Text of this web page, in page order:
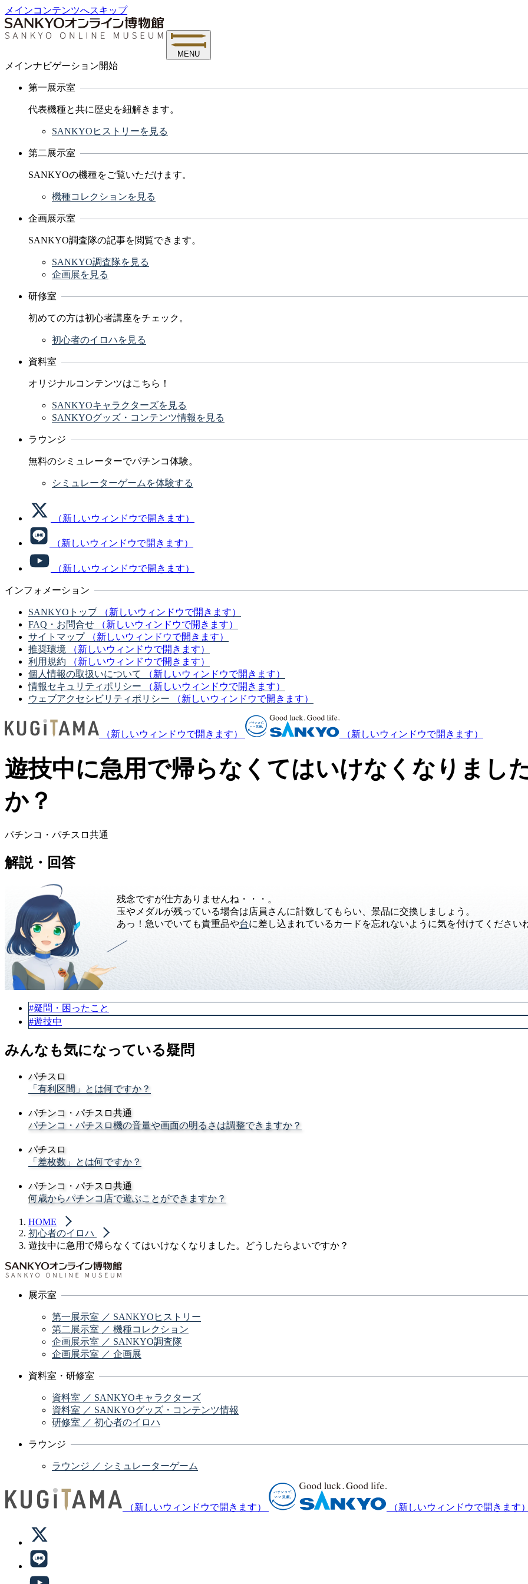
メインコンテンツへスキップ
MENU
メインナビゲーション開始
第一展示室
代表機種と共に歴史を紐解きます。
SANKYOヒストリーを見る
第二展示室
SANKYOの機種をご覧いただけます。
機種コレクションを見る
企画展示室
SANKYO調査隊の記事を閲覧できます。
SANKYO調査隊を見る
企画展を見る
研修室
初めての方は初心者講座をチェック。
初心者のイロハを見る
資料室
オリジナルコンテンツはこちら！
SANKYOキャラクターズを見る
SANKYOグッズ・コンテンツ情報を見る
ラウンジ
無料のシミュレーターでパチンコ体験。
シミュレーターゲームを体験する
（新しいウィンドウで開きます）
（新しいウィンドウで開きます）
（新しいウィンドウで開きます）
インフォメーション
SANKYOトップ
（新しいウィンドウで開きます）
FAQ・お問合せ
（新しいウィンドウで開きます）
サイトマップ
（新しいウィンドウで開きます）
推奨環境
（新しいウィンドウで開きます）
利用規約
（新しいウィンドウで開きます）
個人情報の取扱いについて
（新しいウィンドウで開きます）
情報セキュリティポリシー
（新しいウィンドウで開きます）
ウェブアクセシビリティポリシー
（新しいウィンドウで開きます）
（新しいウィンドウで開きます） （新しいウィンドウで開きます）
遊技中に急用で帰らなくてはいけなくなりまし
か？
パチンコ・パチスロ共通
解説・回答
残念ですが仕方ありませんね・・・。
玉やメダルが残っている場合は店員さんに計数してもらい、景品に交換しましょう。
あっ！急いでいても貴重品や台に差し込まれているカードを忘れないように気を付けてください
#疑問・困ったこと
#遊技中
みんなも気になっている疑問
パチスロ
「有利区間」とは何ですか？
パチンコ・パチスロ共通
パチンコ・パチスロ機の音量や画面の明るさは調整できますか？
パチスロ
「差枚数」とは何ですか？
パチンコ・パチスロ共通
何歳からパチンコ店で遊ぶことができますか？
HOME
初心者のイロハ
遊技中に急用で帰らなくてはいけなくなりました。どうしたらよいですか？
展示室
第一展示室 ／ SANKYOヒストリー
第二展示室 ／ 機種コレクション
企画展示室 ／ SANKYO調査隊
企画展示室 ／ 企画展
資料室・研修室
資料室 ／ SANKYOキャラクターズ
資料室 ／ SANKYOグッズ・コンテンツ情報
研修室 ／ 初心者のイロハ
ラウンジ
ラウンジ ／ シミュレーターゲーム
（新しいウィンドウで開きます） （新しいウィンドウで開きます